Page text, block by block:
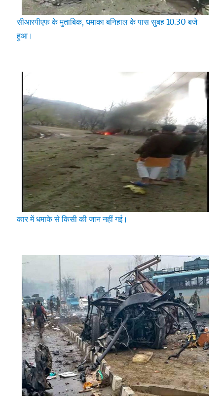
सीआरपीएफ के मुताबिक, धमाका बनिहाल के पास सुबह 10.30 बजे
हुआ।
कार में धमाके से किसी की जान नहीं गई।